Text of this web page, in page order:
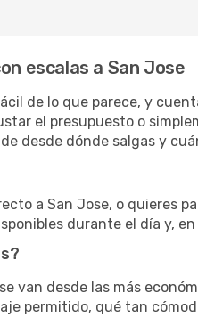
escalas a San Jose
de lo que parece, y
el presupuesto o
desde dónde salgas y
a San Jose, o quieres
durante el día y,
van desde las más
permitido, qué tan